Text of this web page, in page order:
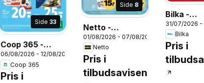
Side 33
Coop 365 -
Tilbudsavis uge
32
06/08/2026 - 12/08/2026
Coop 365
Pris i
Side 8
Netto -
Tilbudsavis uge
32
01/08/2026 - 07/08/2026
Netto
Pris i
tilbudsavisen
Bilka -
32
31/07/2026 -
Bilka
Pris i